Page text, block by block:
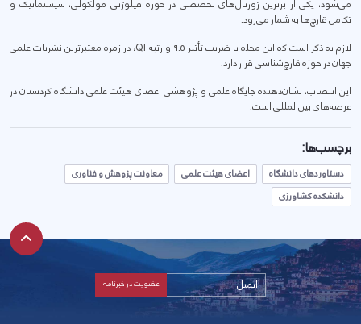
می‌شود، یکی از برترین ژورنال‌های تخصصی در حوزه فیلوژنی مولکولی، سیستماتیک و
تکامل قارچ‌ها به شمار می‌رود.
لازم بە ذکر است کە این مجلە با ضریب تأثیر ۹.۵ و رتبه Q1، در زمرە معتبرترین نشریات علمی
جهان در حوزه قارچ‌شناسی قرار دارد.
این انتصاب، نشان‌دهنده جایگاه علمی و پژوهشی اعضای هیئت علمی دانشگاه کردستان در
عرصه‌های بین‌المللی است.
برچسب‌ها:
دستاوردهای دانشگاه اعضای هیئت علمی
معاونت پژوهش و فناوری
دانشکده کشاورزی